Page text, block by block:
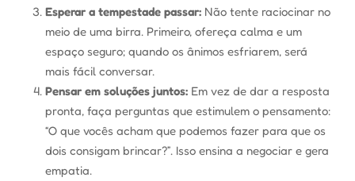
Esperar a tempestade passar: Não tente raciocinar no
meio de uma birra. Primeiro, ofereça calma e um
espaço seguro; quando os ânimos esfriarem, será
mais fácil conversar.
Pensar em soluções juntos:Em vez de dar a resposta
pronta, faça perguntas que estimulem o pensamento:
“O que vocês acham que podemos fazer para que os
dois consigam brincar?”. Isso ensina a negociar e gera
empatia.